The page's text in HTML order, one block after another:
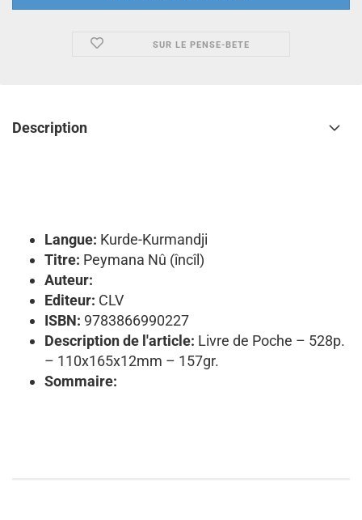
SUR LE PENSE-BETE
Description
Langue: Kurde-Kurmandji
Titre: Peymana Nû (încîl)
Auteur:
Editeur: CLV
ISBN: 9783866990227
Description de l'article: Livre de Poche – 528p.
– 110x165x12mm – 157gr.
Sommaire: